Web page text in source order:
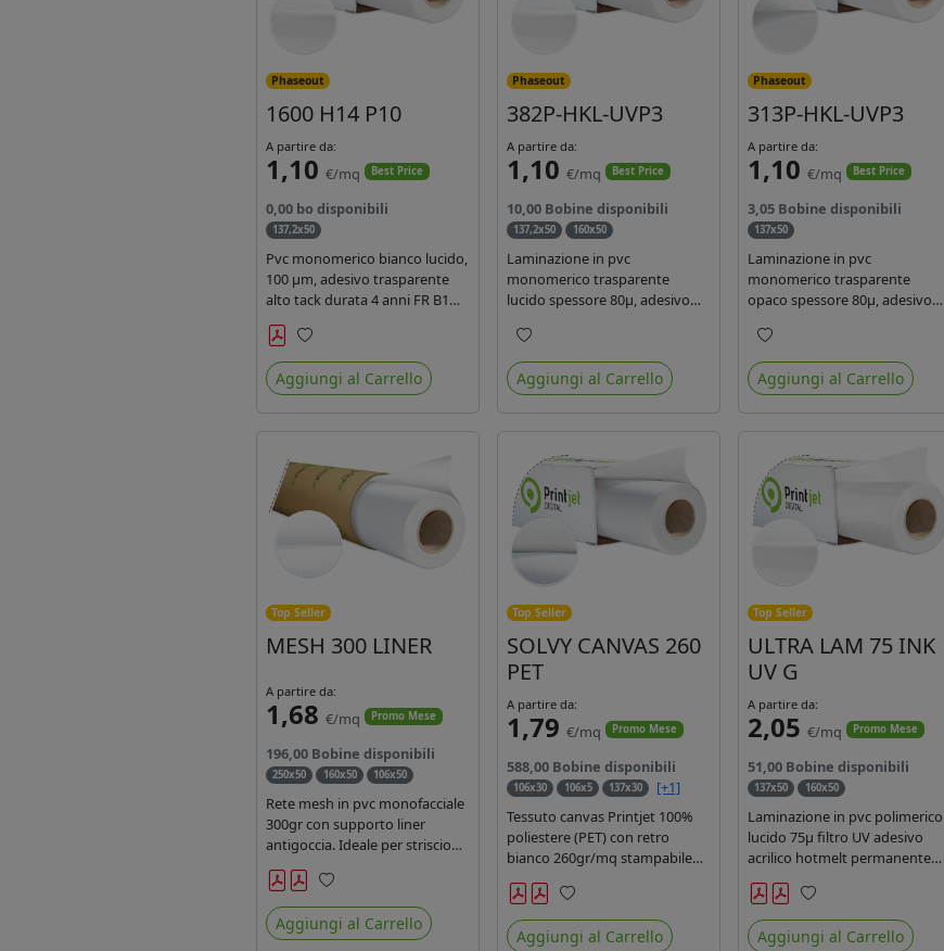
Phaseout
1600 H14 P10
A partire da:
1,10 €/mq Best Price
0,00 bo disponibili
137,2x50
Pvc monomerico bianco lucido,
100 µm, adesivo trasparente
alto tack durata 4 anni FR B1
REACH per stampa solvente
ecosolvente uv latex, Liner in
carta KRAFT monosiliconata
135gr. brand Intercoat.
Preferiti
Aggiungi al Carrello
Phaseout
382P-HKL-UVP3
A partire da:
1,10 €/mq Best Price
10,00 Bobine disponibili
137,2x50 160x50
Laminazione in pvc
monomerico trasparente
lucido spessore 80µ, adesivo
permanente, liner in carta
glassine siliconata da 72 gr.
Durata 3 anni, ideale per
Preferiti
Aggiungi al Carrello
Phaseout
313P-HKL-UVP3
A partire da:
1,10 €/mq Best Price
3,05 Bobine disponibili
137x50
Laminazione in pvc
monomerico trasparente
opaco spessore 80µ, adesivo
specifico per ink uv, liner in
carta kraft da 90gr. Durata 3
anni, dotata di filtro uv, idonea
Preferiti
Aggiungi al Carrello
Top Seller
MESH 300 LINER
A partire da:
1,68 €/mq Promo Mese
196,00 Bobine disponibili
250x50 160x50 106x50
Rete mesh in pvc monofacciale
300gr con supporto liner
antigoccia. Ideale per striscioni
e coperture antivento.
Saldabile, stampabile con
inchiostri solvente,
ecosolvente, uv e latex. Densità
Preferiti
Aggiungi al Carrello
Top Seller
SOLVY CANVAS 260
PET
A partire da:
1,79 €/mq Promo Mese
588,00 Bobine disponibili
106x30 106x5 137x30
[+1]
Tessuto canvas Printjet 100%
poliestere (PET) con retro
bianco 260gr/mq stampabile
con inchiostri solvente,
ecosolvente, uv e latex.
Preferiti
Aggiungi al Carrello
Top Seller
ULTRA LAM 75 INK
UV G
A partire da:
2,05 €/mq Promo Mese
51,00 Bobine disponibili
137x50 160x50
Laminazione in pvc polimerico
lucido 75µ filtro UV adesivo
acrilico hotmelt permanente
specifico per stampe con
inchiostri UV durata 7 anni
indoor e 5 outdoor. Dotato di
certificato ignifugo Bs1d0.
Preferiti
Aggiungi al Carrello